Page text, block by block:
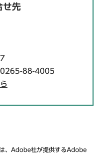
せ先
0265-88-4005
、Adobe社が提供するAdobe